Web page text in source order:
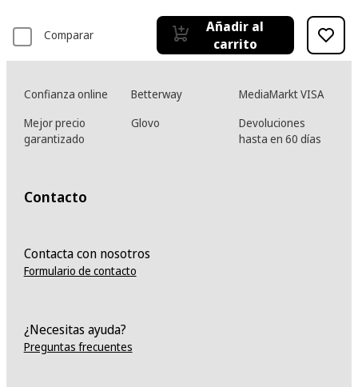
Comparar
Añadir al
carrito
Confianza online Betterway
MediaMarkt VISA
Mejor precio
garantizado
Glovo
Devoluciones
hasta en 60 días
Contacto
Contacta con nosotros
Formulario de contacto
¿Necesitas ayuda?
Preguntas frecuentes